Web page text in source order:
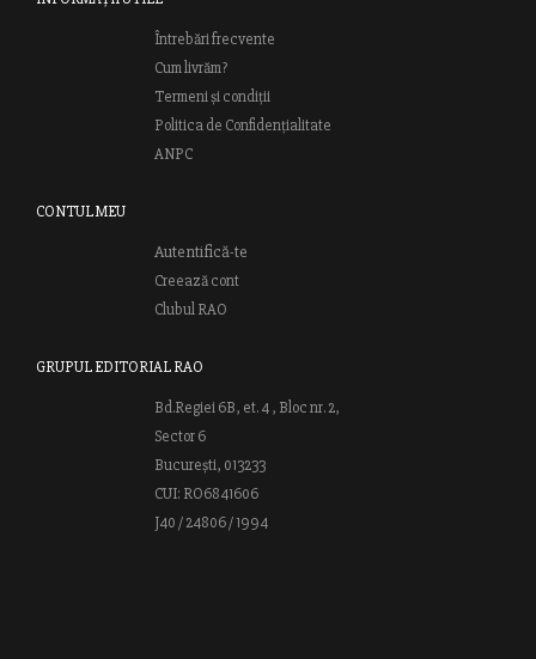
Întrebări frecvente
Cum livrăm?
Termeni și condiții
Politica de Confidențialitate
ANPC
CONTUL MEU
Autentifică-te
Creează cont
Clubul RAO
GRUPUL EDITORIAL RAO
Bd.Regiei 6B, et. 4 , Bloc nr. 2,
Sector 6
București, 013233
CUI: RO6841606
J40 / 24806 / 1994